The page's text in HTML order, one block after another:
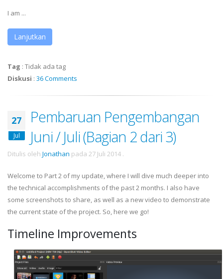
I am ...
Lanjutkan
Tag : Tidak ada tag
Diskusi : 36 Comments
27
Jul
Pembaruan Pengembangan
Juni / Juli (Bagian 2 dari 3)
Ditulis oleh Jonathan pada 27 Juli 2014 .
Welcome to Part 2 of my update, where I will dive much deeper into
the technical accomplishments of the past 2 months. I also have
some screenshots to share, as well as a new video to demonstrate
the current state of the project. So, here we go!
Timeline Improvements